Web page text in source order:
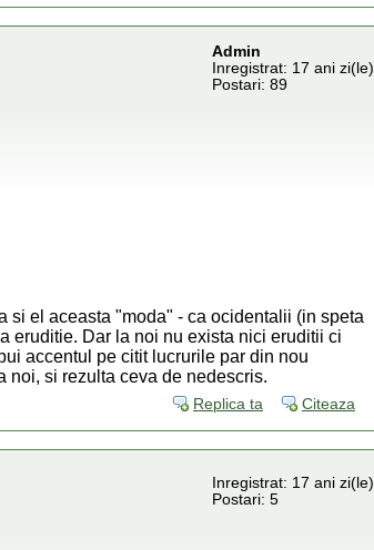
Admin
Inregistrat: 17 ani zi(le)
Postari: 89
si el aceasta "moda" - ca ocidentalii (in speta
eruditie. Dar la noi nu exista nici eruditii ci
accentul pe citit lucrurile par din nou
noi, si rezulta ceva de nedescris.
Replica ta Citeaza
Inregistrat: 17 ani zi(le)
Postari: 5